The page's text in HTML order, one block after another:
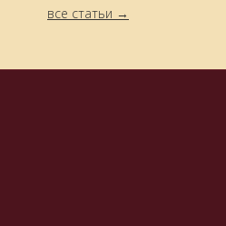
все статьи